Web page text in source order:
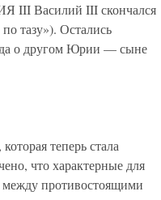
Василий III скончался
тазу»). Остались
о другом Юрии — сыне
теперь стала
что характерные для
противостоящими